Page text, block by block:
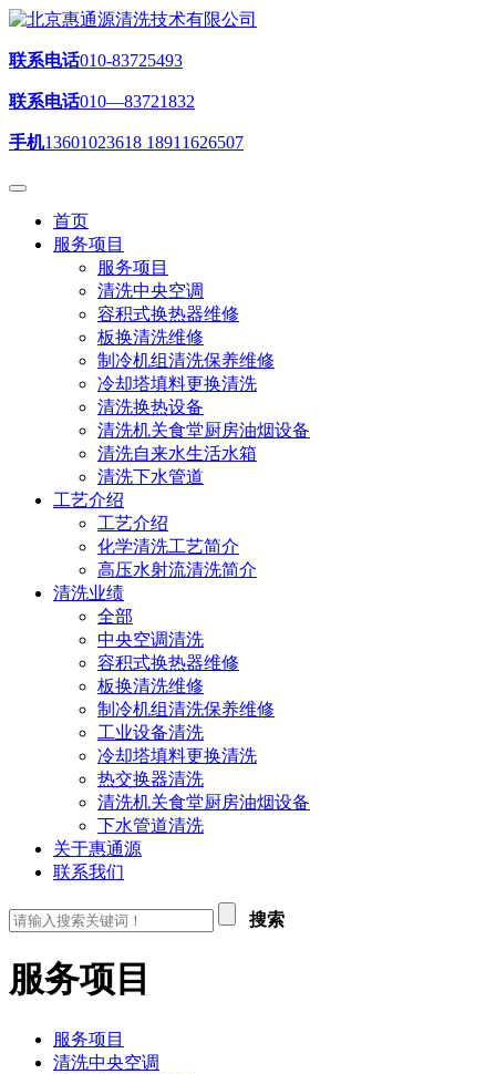
联系电话010-83725493
联系电话010—83721832
手机13601023618 18911626507
首页
服务项目
服务项目
清洗中央空调
容积式换热器维修
板换清洗维修
制冷机组清洗保养维修
冷却塔填料更换清洗
清洗换热设备
清洗机关食堂厨房油烟设备
清洗自来水生活水箱
清洗下水管道
工艺介绍
工艺介绍
化学清洗工艺简介
高压水射流清洗简介
清洗业绩
全部
中央空调清洗
容积式换热器维修
板换清洗维修
制冷机组清洗保养维修
工业设备清洗
冷却塔填料更换清洗
热交换器清洗
清洗机关食堂厨房油烟设备
下水管道清洗
关于惠通源
联系我们
搜索
服务项目
服务项目
清洗中央空调